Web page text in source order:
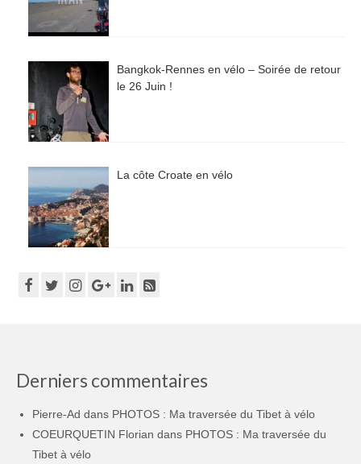
Bangkok-Rennes en vélo – Soirée de retour
le 26 Juin !
La côte Croate en vélo
Derniers commentaires
Pierre-Ad dans PHOTOS : Ma traversée du Tibet à vélo
COEURQUETIN Florian dans PHOTOS : Ma traversée du
Tibet à vélo